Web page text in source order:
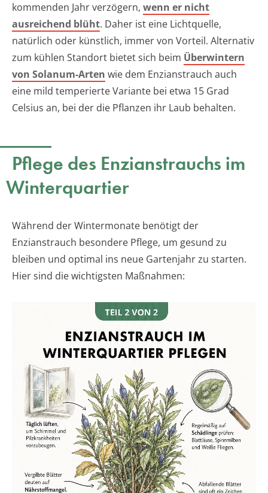
kommenden Jahr verzögern, wenn er nicht
ausreichend blüht. Daher ist eine Lichtquelle,
natürlich oder künstlich, immer von Vorteil. Alternativ
zum kühlen Standort bietet sich beim Überwintern
von Solanum-Arten wie dem Enzianstrauch auch
eine mild temperierte Variante bei etwa 15 Grad
Celsius an, bei der die Pflanzen ihr Laub behalten.
Pflege des Enzianstrauchs im
Winterquartier
Während der Wintermonate benötigt der
Enzianstrauch besondere Pflege, um gesund zu
bleiben und optimal ins neue Gartenjahr zu starten.
Hier sind die wichtigsten Maßnahmen: